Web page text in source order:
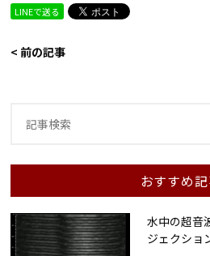
LINEで送る
< 前の記事
おすすめ
水中の超音
ジェクショ